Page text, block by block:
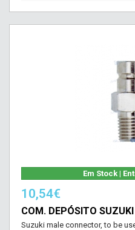
Em Stock |
10,54€
COM. DEPÓSITO
Suzuki male connector, to be